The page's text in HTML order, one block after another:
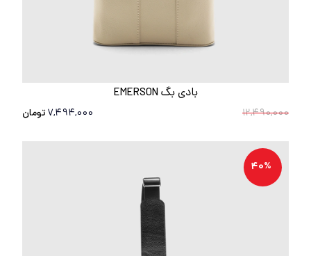
بادی بگ EMERSON
12,490,000
7,494,000تومان
40%